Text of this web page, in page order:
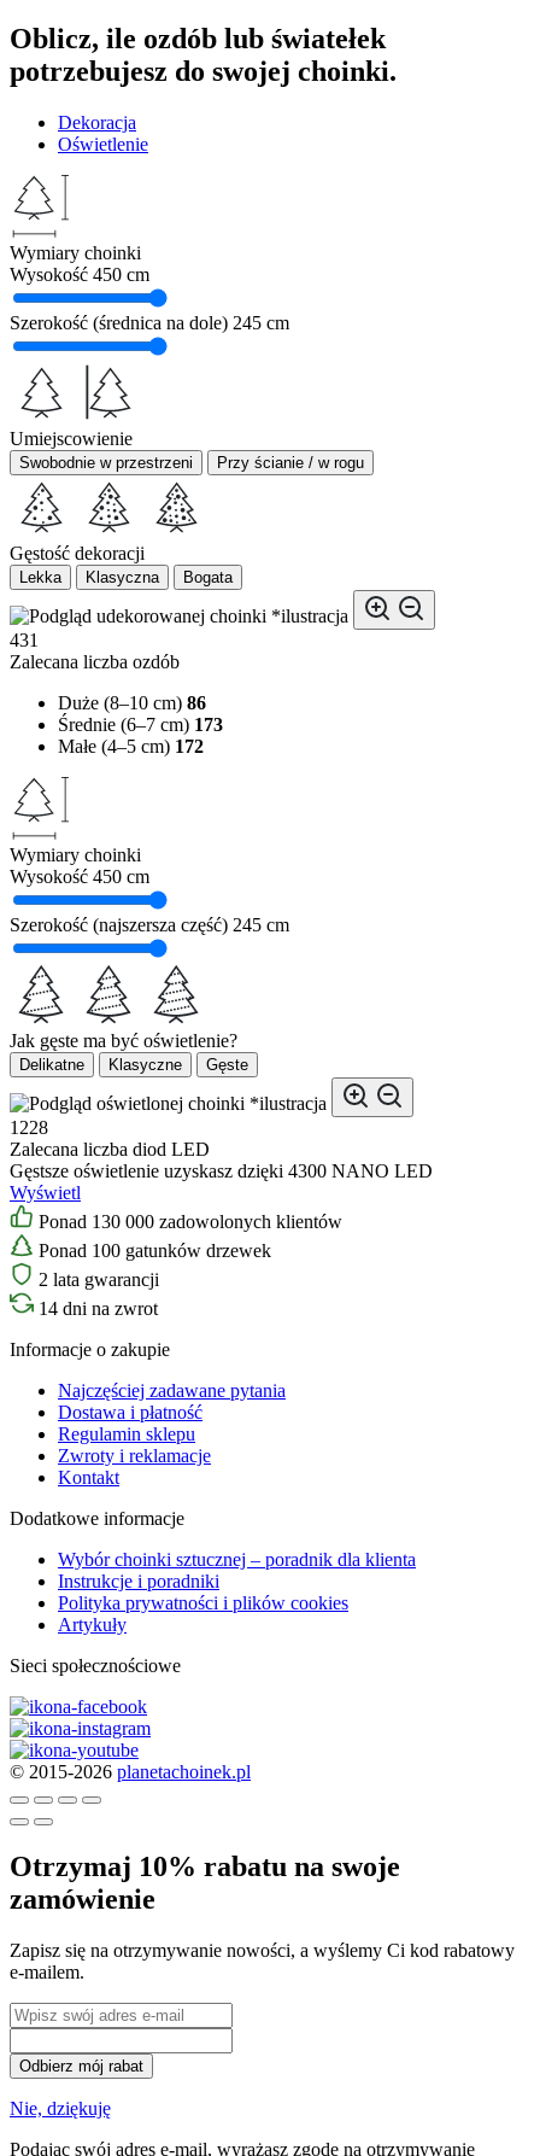
Oblicz, ile ozdób lub światełek
potrzebujesz do swojej choinki.
Dekoracja
Oświetlenie
Wymiary choinki
Wysokość 450 cm
Szerokość (średnica na dole) 245 cm
Umiejscowienie
Swobodnie w przestrzeni Przy ścianie / w rogu
Gęstość dekoracji
Lekka Klasyczna Bogata
*ilustracja
431
Zalecana liczba ozdób
Duże (8–10 cm) 86
Średnie (6–7 cm) 173
Małe (4–5 cm) 172
Wymiary choinki
Wysokość 450 cm
Szerokość (najszersza część) 245 cm
Jak gęste ma być oświetlenie?
Delikatne Klasyczne Gęste
*ilustracja
1228
Zalecana liczba diod LED
Gęstsze oświetlenie uzyskasz dzięki 4300 NANO LED
Wyświetl
Ponad 130 000 zadowolonych klientów
Ponad 100 gatunków drzewek
2 lata gwarancji
14 dni na zwrot
Informacje o zakupie
Najczęściej zadawane pytania
Dostawa i płatność
Regulamin sklepu
Zwroty i reklamacje
Kontakt
Dodatkowe informacje
Wybór choinki sztucznej – poradnik dla klienta
Instrukcje i poradniki
Polityka prywatności i plików cookies
Artykuły
Sieci społecznościowe
© 2015-2026 planetachoinek.pl
Otrzymaj 10% rabatu na swoje
zamówienie
Zapisz się na otrzymywanie nowości, a wyślemy Ci kod rabatowy
e-mailem.
Odbierz mój rabat
Nie, dziękuję
Podając swój adres e-mail, wyrażasz zgodę na otrzymywanie